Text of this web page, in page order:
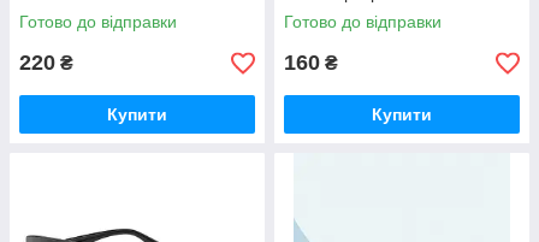
Готово до відправки
220 ₴
Купити
Готово до відправки
160 ₴
Купити